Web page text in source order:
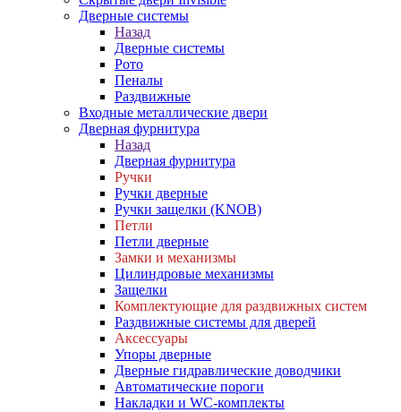
Дверные системы
Назад
Дверные системы
Рото
Пеналы
Раздвижные
Входные металлические двери
Дверная фурнитура
Назад
Дверная фурнитура
Ручки
Ручки дверные
Ручки защелки (KNOB)
Петли
Петли дверные
Замки и механизмы
Цилиндровые механизмы
Защелки
Комплектующие для раздвижных систем
Раздвижные системы для дверей
Аксессуары
Упоры дверные
Дверные гидравлические доводчики
Автоматические пороги
Накладки и WC-комплекты